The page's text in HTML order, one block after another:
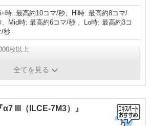
時: 最高約10コマ/秒、Hi時: 最高約8コマ/
、Mid時: 最高約6コマ/秒 、Lo時: 最高約3コ
/秒
枚以上
51200
全てを見る
III（ILCE-7M3）』